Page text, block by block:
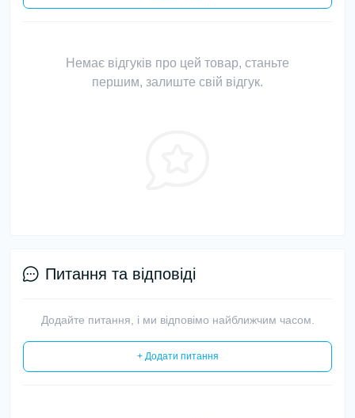
Немає відгуків про цей товар, станьте
першим, залиште свій відгук.
Питання та відповіді
Додайте питання, і ми відповімо найближчим часом.
+ Додати питання